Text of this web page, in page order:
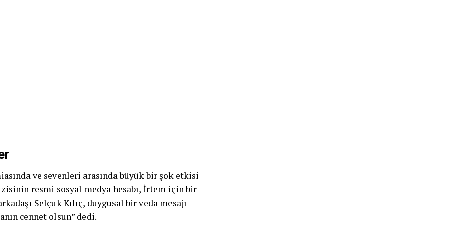
ve sevenleri arasında büyük bir şok etkisi
resmi sosyal medya hesabı, İrtem için bir
Selçuk Kılıç, duygusal bir veda mesajı
cennet olsun” dedi.